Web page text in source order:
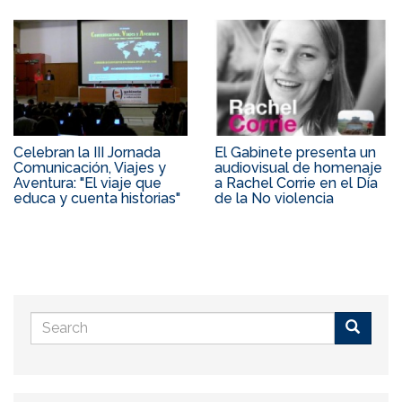
Celebran la III Jornada
Comunicación, Viajes y
Aventura: "El viaje que
educa y cuenta historias"
El Gabinete presenta un
audiovisual de homenaje
a Rachel Corrie en el Día
de la No violencia
Search
form